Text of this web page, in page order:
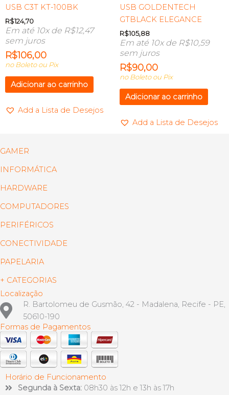
USB C3T KT-100BK
R$124,70
Em até 10x de R$12,47
sem juros
R$106,00
no Boleto ou Pix
Adicionar ao carrinho
Add a Lista de Desejos
USB GOLDENTECH
GTBLACK ELEGANCE
R$105,88
Em até 10x de R$10,59
sem juros
R$90,00
no Boleto ou Pix
Adicionar ao carrinho
Add a Lista de Desejos
GAMER
INFORMÁTICA
HARDWARE
COMPUTADORES
PERIFÉRICOS
CONECTIVIDADE
PAPELARIA
+ CATEGORIAS
Localização
R. Bartolomeu de Gusmão, 42 - Madalena, Recife - PE,
50610-190
Formas de Pagamentos
Horário de Funcionamento
Segunda à Sexta: 08h30 às 12h e 13h às 17h